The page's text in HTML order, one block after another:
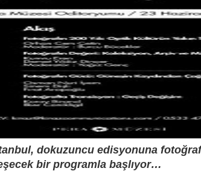
dokuzuncu edisyonuna
bir programla başlıyor…